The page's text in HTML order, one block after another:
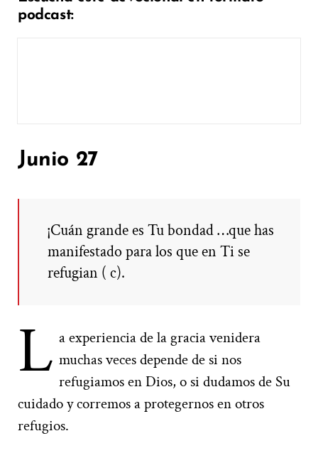
podcast:
Junio 27
¡Cuán grande es Tu bondad …que has
manifestado para los que en Ti se
refugian ( c).
L a experiencia de la gracia venidera
muchas veces depende de si nos
refugiamos en Dios, o si dudamos de Su
cuidado y corremos a protegernos en otros
refugios.